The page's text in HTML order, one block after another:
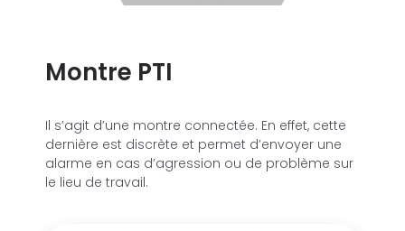
Montre PTI
Il s’agit d’une montre connectée. En effet, cette
dernière est discrète et permet d’envoyer une
alarme en cas d’agression ou de problème sur
le lieu de travail.